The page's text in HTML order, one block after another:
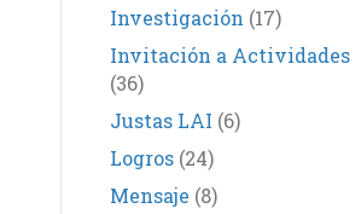
Investigación (17)
Invitación a Actividades
(36)
Justas LAI (6)
Logros(24)
Mensaje (8)